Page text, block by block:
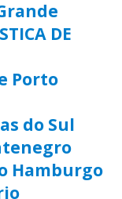
DE
Porto
do Sul
Hamburgo